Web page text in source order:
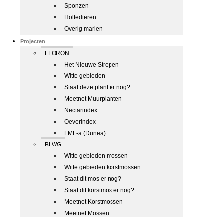
Sponzen
Holtedieren
Overig marien
Projecten
FLORON
Het Nieuwe Strepen
Witte gebieden
Staat deze plant er nog?
Meetnet Muurplanten
Nectarindex
Oeverindex
LMF-a (Dunea)
BLWG
Witte gebieden mossen
Witte gebieden korstmossen
Staat dit mos er nog?
Staat dit korstmos er nog?
Meetnet Korstmossen
Meetnet Mossen